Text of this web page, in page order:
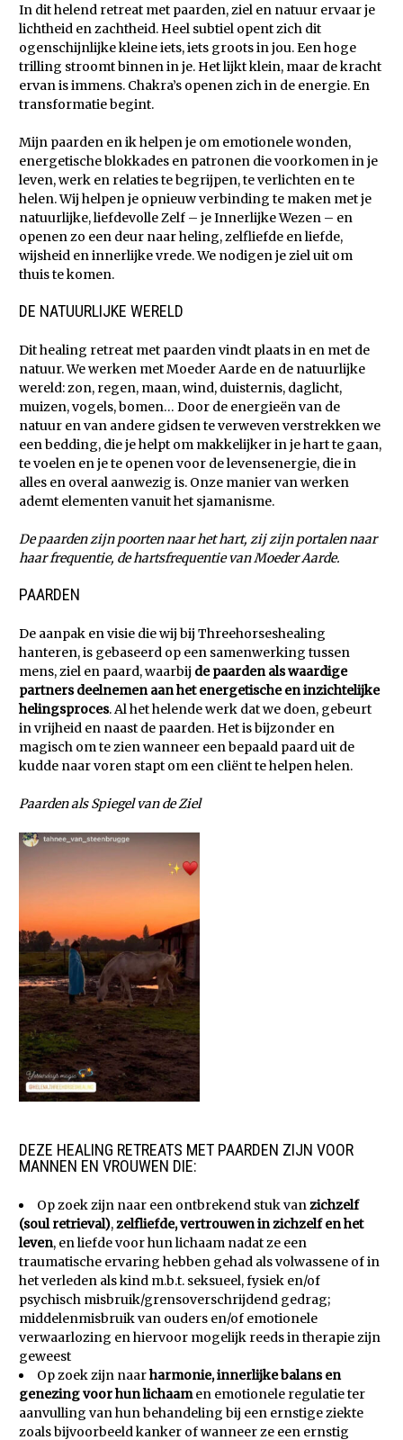
In dit helend retreat met paarden, ziel en natuur ervaar je
lichtheid en zachtheid. Heel subtiel opent zich dit
ogenschijnlijke kleine iets, iets groots in jou. Een hoge
trilling stroomt binnen in je. Het lijkt klein, maar de kracht
ervan is immens. Chakra’s openen zich in de energie. En
transformatie begint.
Mijn paarden en ik helpen je om emotionele wonden,
energetische blokkades en patronen die voorkomen in je
leven, werk en relaties te begrijpen, te verlichten en te
helen. Wij helpen je opnieuw verbinding te maken met je
natuurlijke, liefdevolle Zelf – je Innerlijke Wezen – en
openen zo een deur naar heling, zelfliefde en liefde,
wijsheid en innerlijke vrede. We nodigen je ziel uit om
thuis te komen.
DE NATUURLIJKE WERELD
Dit healing retreat met paarden vindt plaats in en met de
natuur. We werken met Moeder Aarde en de natuurlijke
wereld: zon, regen, maan, wind, duisternis, daglicht,
muizen, vogels, bomen… Door de energieën van de
natuur en van andere gidsen te verweven verstrekken we
een bedding, die je helpt om makkelijker in je hart te gaan,
te voelen en je te openen voor de levensenergie, die in
alles en overal aanwezig is. Onze manier van werken
ademt elementen vanuit het sjamanisme.
De paarden zijn poorten naar het hart, zij zijn portalen naar
haar frequentie, de hartsfrequentie van Moeder Aarde.
PAARDEN
De aanpak en visie die wij bij Threehorseshealing
hanteren, is gebaseerd op een samenwerking tussen
mens, ziel en paard, waarbij de paarden als waardige
partners deelnemen aan het energetische en inzichtelijke
helingsproces. Al het helende werk dat we doen, gebeurt
in vrijheid en naast de paarden. Het is bijzonder en
magisch om te zien wanneer een bepaald paard uit de
kudde naar voren stapt om een cliënt te helpen helen.
Paarden als Spiegel van de Ziel
DEZE HEALING RETREATS MET PAARDEN ZIJN VOOR
MANNEN EN VROUWEN DIE:
Op zoek zijn naar een ontbrekend stuk vanzichzelf
(soul retrieval),zelfliefde, vertrouwen in zichzelf en het
leven, en liefde voor hun lichaam nadat ze een
traumatische ervaring hebben gehad als volwassene of in
het verleden als kind m.b.t. seksueel, fysiek en/of
psychisch misbruik/grensoverschrijdend gedrag;
middelenmisbruik van ouders en/of emotionele
verwaarlozing en hiervoor mogelijk reeds in therapie zijn
geweest
Op zoek zijn naarharmonie, innerlijke balans en
genezing voor hun lichaamen emotionele regulatie ter
aanvulling van hun behandeling bij een ernstige ziekte
zoals bijvoorbeeld kanker of wanneer ze een ernstig